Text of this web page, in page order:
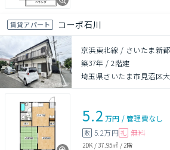
賃貸アパート コーポ石川
京浜東北線 / さいたま新
築37年 /2階建
埼玉県さいたま市見沼区
5.2 万円 /管理費なし
敷 5.2万円 礼 無料
2DK /37.95㎡ / 2階